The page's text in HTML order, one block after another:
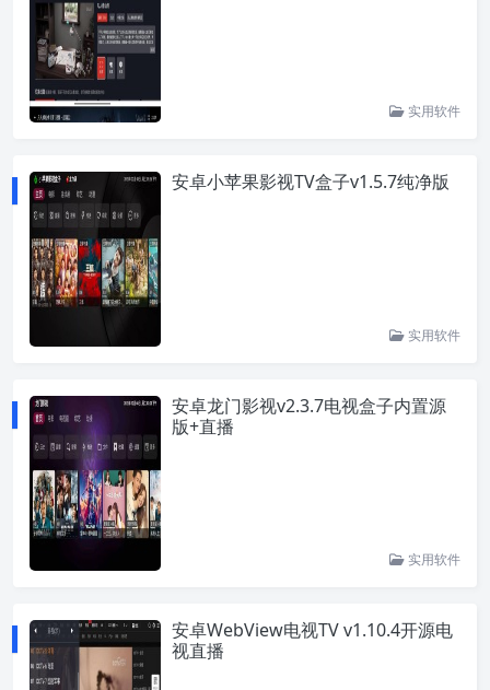
实用软件
安卓小苹果影视TV盒子v1.5.7纯净版
实用软件
安卓龙门影视v2.3.7电视盒子内置源
版+直播
实用软件
安卓WebView电视TV v1.10.4开源电
视直播